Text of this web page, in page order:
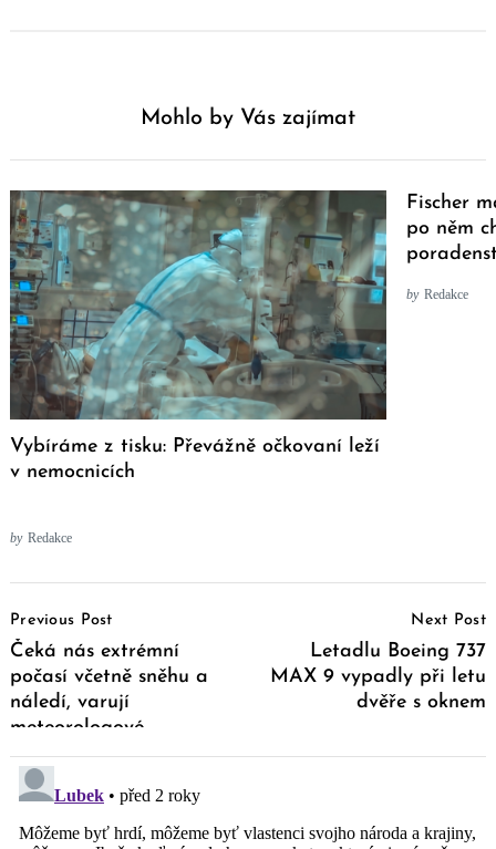
Mohlo by Vás zajímat
Vybíráme z tisku: Převážně očkovaní leží
v nemocnicích
by Redakce
Fischer
po něm
by Redakce
Navigation
Previous Post
Čeká nás extrémní
počasí včetně sněhu a
náledí, varují
meteorologové
Next Post
Letadlu Boeing 737
MAX 9 vypadly při letu
dvěře s oknem